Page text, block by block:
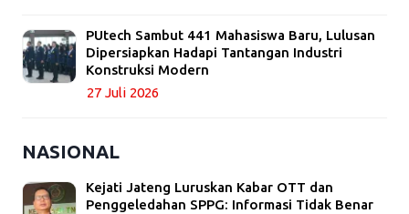
PUtech Sambut 441 Mahasiswa Baru, Lulusan
Dipersiapkan Hadapi Tantangan Industri
Konstruksi Modern
27 Juli 2026
NASIONAL
Kejati Jateng Luruskan Kabar OTT dan
Penggeledahan SPPG: Informasi Tidak Benar